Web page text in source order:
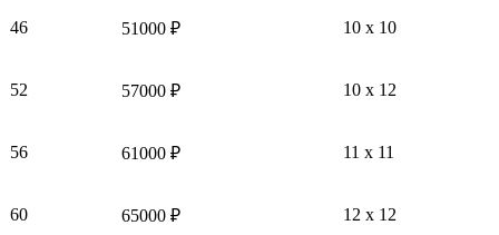
46 51000 ₽ 10 x 10
52 57000 ₽ 10 x 12
56 61000 ₽ 11 x 11
60 65000 ₽ 12 x 12